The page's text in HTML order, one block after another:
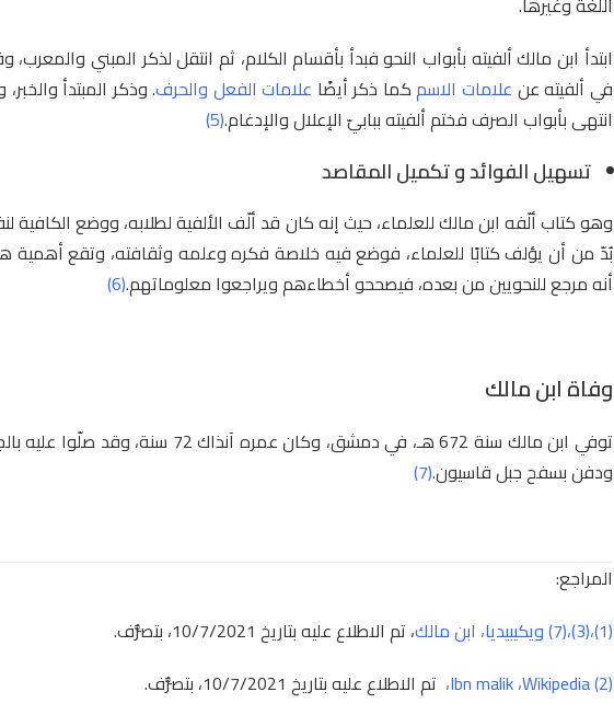
ابتدأ ابن مالك ألفيته بأبواب النحو فبدأ بأقسام الكلام، ثم انتقل لذكر المبني
في ألفيته عن علامات الاسمكما ذكر أيضًا علامات الفعل والحرف. وذكر المبتدأ
انتهى بأبواب الصرف فختم ألفيته ببابيّ الإعلال والإدغام.(5)
تسهيل الفوائد و تكميل المقاصد
وهو كتاب ألّفه ابن مالك للعلماء، حيث إنه كان قد ألّف الألفية لطلابه، ووضع الكافية
بُدّ من أن يؤلف كتابًا للعلماء، فوضع فيه خلاصة فكره وعلمه وثقافته، وتقع أهمية
أنه مرجع للنحويين من بعده، فيصححو أخطاءهم ويراجعوا معلوماتهم.(6)
وفاة ابن مالك
توفي ابن مالك سنة 672 هـ، في دمشق، وكان عمره آنذاك 72
ودفن بسفح جبل قاسيون.(7)
المراجع:
(1)،(3)،(7)
ويكيبيديا، ابن مالك، تم الاطلاع عليه بتاريخ 10/7/2021، بتصرُّف.
(2)
Ibn malik،Wikipedia ، تم الاطلاع عليه بتاريخ 10/7/2021، بتصرُّف.